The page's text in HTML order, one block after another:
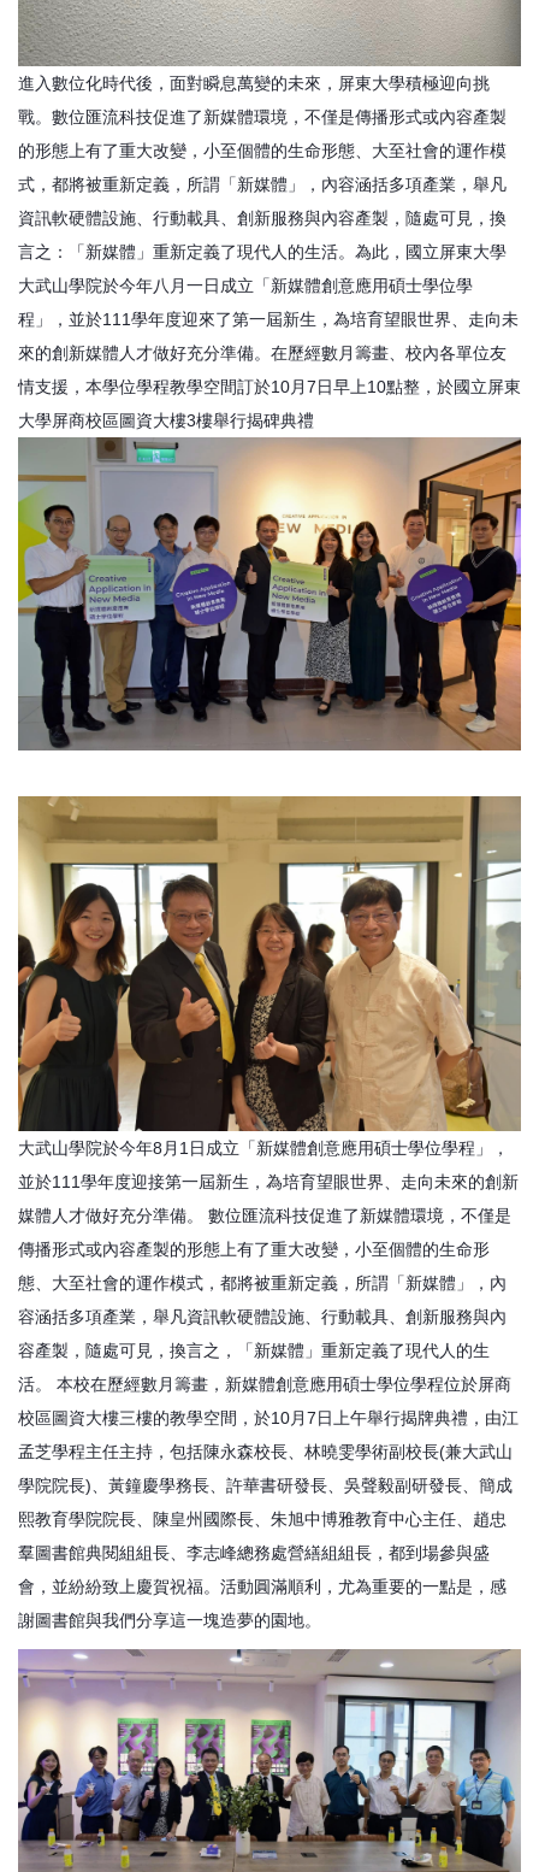
進入數位化時代後，面對瞬息萬變的未來，屏東大學積極迎向挑
戰。數位匯流科技促進了新媒體環境，不僅是傳播形式或內容產製
的形態上有了重大改變，小至個體的生命形態、大至社會的運作模
式，都將被重新定義，所謂「新媒體」，內容涵括多項產業，舉凡
資訊軟硬體設施、行動載具、創新服務與內容產製，隨處可見，換
言之：「新媒體」重新定義了現代人的生活。為此，國立屏東大學
大武山學院於今年八月一日成立「新媒體創意應用碩士學位學
程」，並於111學年度迎來了第一屆新生，為培育望眼世界、走向未
來的創新媒體人才做好充分準備。在歷經數月籌畫、校內各單位友
情支援，本學位學程教學空間訂於10月7日早上10點整，於國立屏東
大學屏商校區圖資大樓3樓舉行揭碑典禮
大武山學院於今年8月1日成立「新媒體創意應用碩士學位學程」，
並於111學年度迎接第一屆新生，為培育望眼世界、走向未來的創新
媒體人才做好充分準備。 數位匯流科技促進了新媒體環境，不僅是
傳播形式或內容產製的形態上有了重大改變，小至個體的生命形
態、大至社會的運作模式，都將被重新定義，所謂「新媒體」，內
容涵括多項產業，舉凡資訊軟硬體設施、行動載具、創新服務與內
容產製，隨處可見，換言之，「新媒體」重新定義了現代人的生
活。 本校在歷經數月籌畫，新媒體創意應用碩士學位學程位於屏商
校區圖資大樓三樓的教學空間，於10月7日上午舉行揭牌典禮，由江
孟芝學程主任主持，包括陳永森校長、林曉雯學術副校長(兼大武山
學院院長)、黃鐘慶學務長、許華書研發長、吳聲毅副研發長、簡成
熙教育學院院長、陳皇州國際長、朱旭中博雅教育中心主任、趙忠
羣圖書館典閱組組長、李志峰總務處營繕組組長，都到場參與盛
會，並紛紛致上慶賀祝福。活動圓滿順利，尤為重要的一點是，感
謝圖書館與我們分享這一塊造夢的園地。